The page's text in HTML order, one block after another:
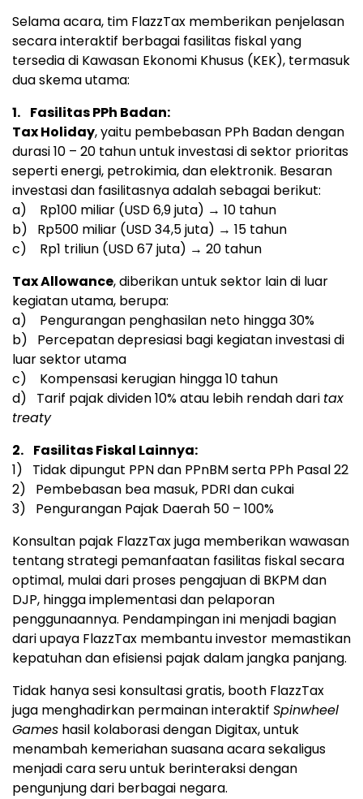
Selama acara, tim FlazzTax memberikan penjelasan
secara interaktif berbagai fasilitas fiskal yang
tersedia di Kawasan Ekonomi Khusus (KEK), termasuk
dua skema utama:
1. Fasilitas PPh Badan:
Tax Holiday, yaitu pembebasan PPh Badan dengan
durasi 10 – 20 tahun untuk investasi di sektor prioritas
seperti energi, petrokimia, dan elektronik. Besaran
investasi dan fasilitasnya adalah sebagai berikut:
a) Rp100 miliar (USD 6,9juta) → 10 tahun
b) Rp500 miliar (USD 34,5juta) → 15 tahun
c) Rp1 triliun (USD 67 juta) → 20 tahun
Tax Allowance, diberikan untuk sektor lain di luar
kegiatan utama, berupa:
a) Pengurangan penghasilan neto hingga 30%
b) Percepatan depresiasi bagi kegiatan investasi di
luar sektor utama
c) Kompensasi kerugian hingga 10 tahun
d) Tarif pajak dividen 10% atau lebih rendah dari tax
treaty
2. Fasilitas Fiskal Lainnya:
1) Tidak dipungut PPN dan PPnBM serta PPh Pasal 22
2) Pembebasan bea masuk, PDRI dan cukai
3) Pengurangan Pajak Daerah 50 – 100%
Konsultan pajak FlazzTax juga memberikan wawasan
tentang strategi pemanfaatan fasilitas fiskal secara
optimal, mulai dari proses pengajuan di BKPM dan
DJP, hingga implementasi dan pelaporan
penggunaannya. Pendampingan ini menjadi bagian
dari upaya FlazzTax membantu investor memastikan
kepatuhan dan efisiensi pajak dalam jangka panjang.
Tidak hanya sesi konsultasi gratis, booth FlazzTax
juga menghadirkan permainan interaktif Spinwheel
Games hasil kolaborasi dengan Digitax, untuk
menambah kemeriahan suasana acara sekaligus
menjadi cara seru untuk berinteraksi dengan
pengunjung dari berbagai negara.